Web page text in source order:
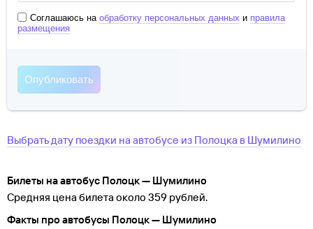
Соглашаюсь на обработку персональных данных и правила
размещения
Выбрать дату поездки на автобусе из Полоцка в Шумилино
Билеты на автобус Полоцк — Шумилино
Средняя цена билета около 359 рублей.
Факты про автобусы Полоцк — Шумилино